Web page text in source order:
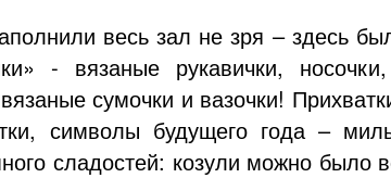
весь зал не зря – здесь
- вязаные рукавички,
сумочки и вазочки!
символы будущего года –
сладостей: козули можно было